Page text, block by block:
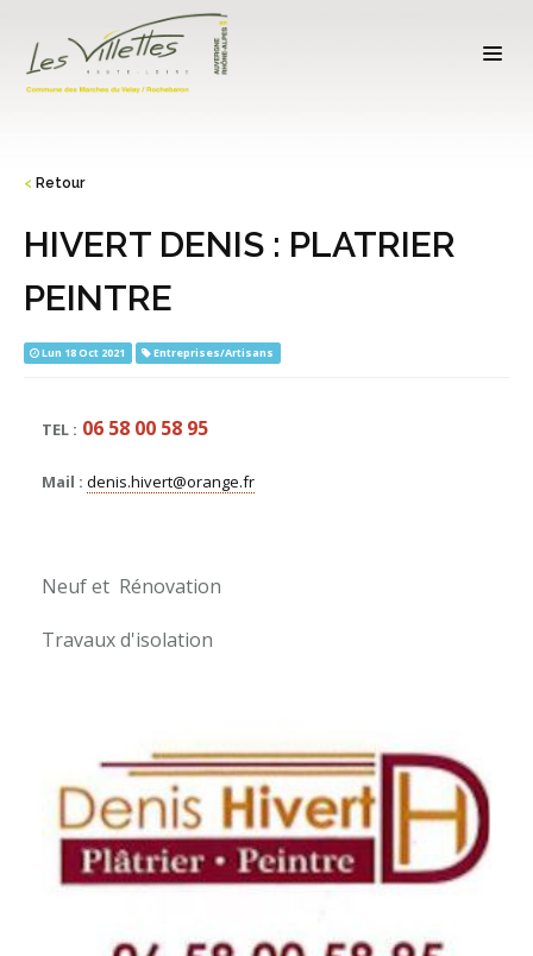
< Retour
HIVERT DENIS : PLATRIER
PEINTRE
Lun 18 Oct 2021 Entreprises/Artisans
TEL : 06 58 00 58 95
Mail : denis.hivert@orange.fr
Neuf et Rénovation
Travaux d'isolation